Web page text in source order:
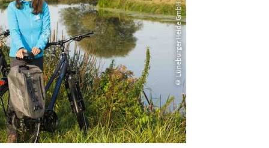
© Lüneburger Heide GmbH